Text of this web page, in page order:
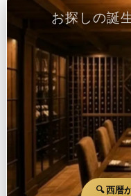
お探しの誕
🔍 西暦